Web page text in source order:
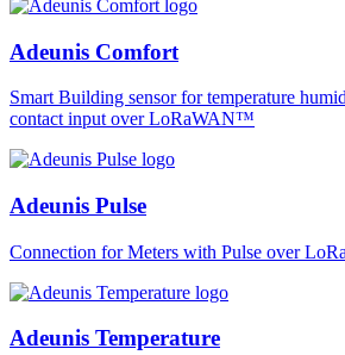
Adeunis Comfort
Smart Building sensor for temperature
contact input over LoRaWAN™
Adeunis Pulse
Connection for Meters with Pulse over
Adeunis Temperature